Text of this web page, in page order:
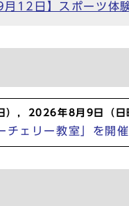
9月12日】スポーツ
），2026年8月9日（
ェリー教室」を開催